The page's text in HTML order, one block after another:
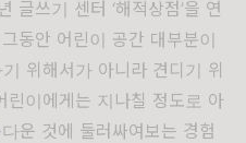
글쓰기 센터 ‘해적상점’을 연
동안 어린이 공간 대부분이
위해서가 아니라 견디기 위
이에게는 지나칠 정도로 아
운 것에 둘러싸여보는 경험